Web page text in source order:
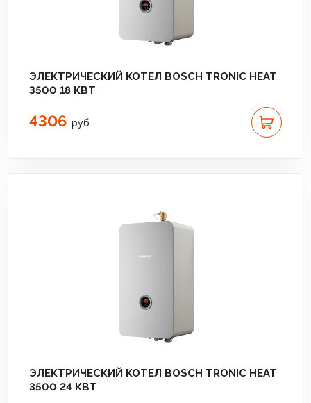
ЭЛЕКТРИЧЕСКИЙ КОТЕЛ BOSCH TRONIC HEAT
3500 18 КВТ
4306 руб
ЭЛЕКТРИЧЕСКИЙ КОТЕЛ BOSCH TRONIC HEAT
3500 24 КВТ